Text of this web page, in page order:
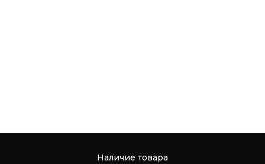
Наличие товара